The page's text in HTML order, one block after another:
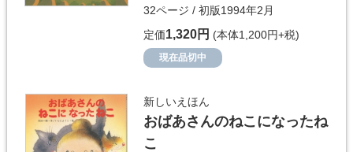
32ページ / 初版1994年2月
定価1,320円 (本体1,200円+税)
現在品切中
新しいえほん
おばあさんのねこになったね
こ